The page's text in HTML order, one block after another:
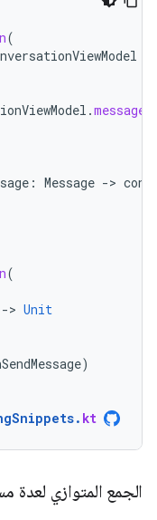
(
.messages
: Message ->
(
-> Unit
)
. kt
الجمع المتوازي لعدة